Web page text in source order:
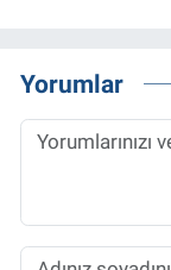
Yorumlar